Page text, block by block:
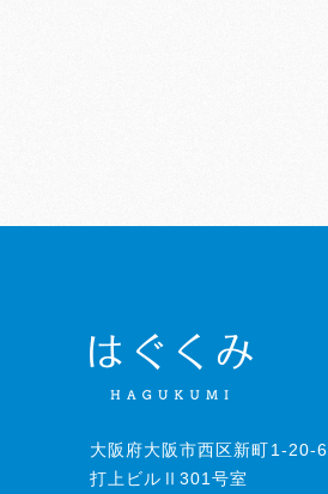
大阪府大阪市西区新町1-20-6
打上ビルⅡ301号室